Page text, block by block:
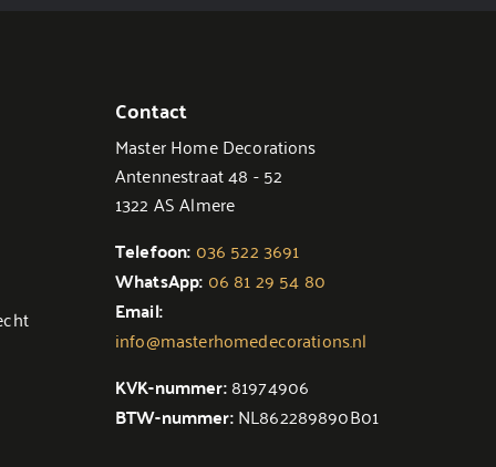
Contact
Master Home Decorations
Antennestraat 48 - 52
1322 AS Almere
Telefoon: 036 522 3691
WhatsApp: 06 81 29 54 80
Email:
info@masterhomedecorations.nl
KVK-nummer:81974906
BTW-nummer:NL862289890B01